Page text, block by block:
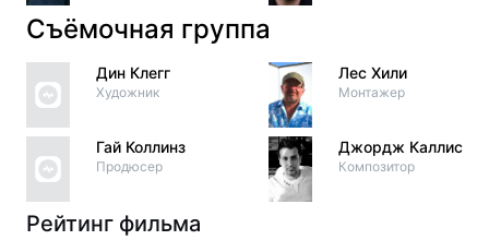
Съёмочная группа
Дин Клегг
Художник
Гай Коллинз
Продюсер
Лес Хили
Монтажер
Джордж Каллис
Композитор
Рейтинг фильма